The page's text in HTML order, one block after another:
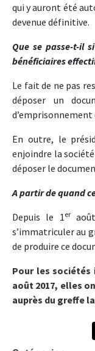
qui y auront été
devenue définitive.
Que se passe-t-il
bénéficiaires
Le fait de ne pas
déposer un
d’emprisonnement
En outre, le
enjoindre la
déposer le
A partir de quand
Depuis le 1 eraoût
s’immatriculer au
de produire ce
Pour les sociétés
août 2017, elles
auprès du greffe